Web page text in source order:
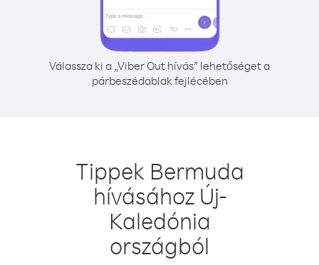
Válassza ki a „Viber Out hívás” lehetőséget a
párbeszédablak fejlécében
Tippek Bermuda
hívásához Új-
Kaledónia
országból